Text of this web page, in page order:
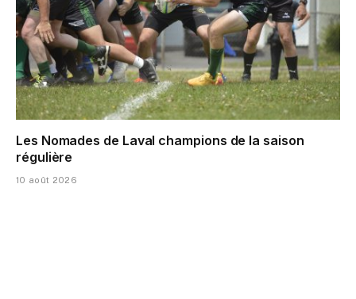
Les Nomades de Laval champions de la saison
régulière
10 août 2026